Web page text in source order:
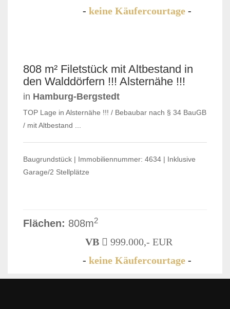
- keine Käufercourtage -
VERKAUFT
808 m² Filetstück mit Altbestand in
den Walddörfern !!! Alsternähe !!!
in Hamburg-Bergstedt
TOP Lage in Alsternähe !!! / Bebaubar nach § 34 BauGB
/ mit Altbestand ...
Baugrundstück | Immobiliennummer: 4634 | Inklusive
Garage/2 Stellplätze
Flächen: 808m2
VB
999.000,- EUR
- keine Käufercourtage -